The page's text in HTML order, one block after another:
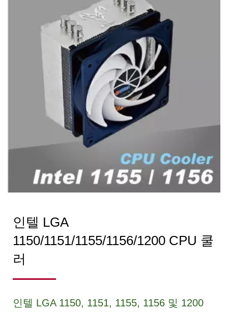
인텔 LGA
1150/1151/1155/1156/1200 CPU 쿨
러
인텔 LGA 1150, 1151, 1155, 1156 및 1200